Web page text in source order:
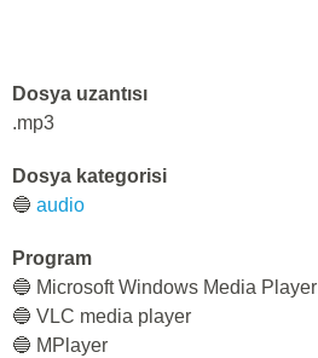
Dosya uzantısı
.mp3
Dosya kategorisi
🔵 audio
Program
🔵 Microsoft Windows Media Player
🔵 VLC media player
🔵 MPlayer